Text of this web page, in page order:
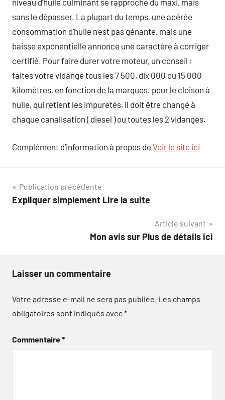
niveau d’huile culminant se rapproche du maxi, mais
sans le dépasser. La plupart du temps, une acérée
consommation d’huile n’est pas génante, mais une
baisse exponentielle annonce une caractère à corriger
certifié. Pour faire durer votre moteur, un conseil :
faites votre vidange tous les 7 500, dix 000 ou 15 000
kilomètres, en fonction de la marques. pour le cloison à
huile, qui retient les impuretés, il doit être changé à
chaque canalisation ( diesel ) ou toutes les 2 vidanges.
Complément d’information à propos de Voir le site ici
Navigation
de
Publication précédente
Expliquer simplement Lire la suite
Article suivant
Mon avis sur Plus de détails ici
Laisser un commentaire
Votre adresse e-mail ne sera pas publiée. Les champs
obligatoires sont indiqués avec*
Commentaire*